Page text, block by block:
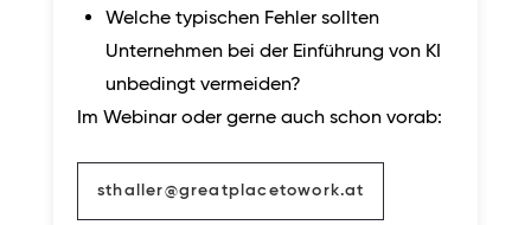
Welche typischen Fehler sollten
Unternehmen bei der Einführung von KI
unbedingt vermeiden?
Im Webinar oder gerne auch schon vorab:
sthaller@greatplacetowork.at